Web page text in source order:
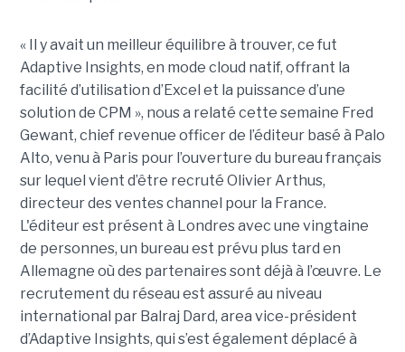
« Il y avait un meilleur équilibre à trouver, ce fut
Adaptive Insights, en mode cloud natif, offrant la
facilité d’utilisation d’Excel et la puissance d’une
solution de CPM », nous a relaté cette semaine Fred
Gewant, chief revenue officer de l’éditeur basé à Palo
Alto, venu à Paris pour l’ouverture du bureau français
sur lequel vient d’être recruté Olivier Arthus,
directeur des ventes channel pour la France.
L'éditeur est présent à Londres avec une vingtaine
de personnes, un bureau est prévu plus tard en
Allemagne où des partenaires sont déjà à l’œuvre. Le
recrutement du réseau est assuré au niveau
international par Balraj Dard, area vice-président
d’Adaptive Insights, qui s’est également déplacé à